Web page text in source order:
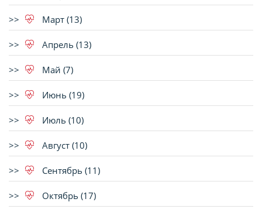
Март (13)
Апрель (13)
Май (7)
Июнь (19)
Июль (10)
Август (10)
Сентябрь (11)
Октябрь (17)